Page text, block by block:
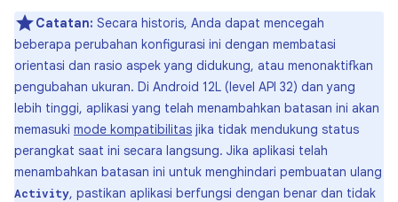
Catatan: Secara historis, Anda dapat mencegah
beberapa perubahan konfigurasi ini dengan membatasi
orientasi dan rasio aspek yang didukung, atau menonaktifkan
pengubahan ukuran. Di Android 12L (level API 32) dan yang
lebih tinggi, aplikasi yang telah menambahkan batasan ini akan
memasuki mode kompatibilitas jika tidak mendukung status
perangkat saat ini secara langsung. Jika aplikasi telah
menambahkan batasan ini untuk menghindari pembuatan ulang
Activity, pastikan aplikasi berfungsi dengan benar dan tidak